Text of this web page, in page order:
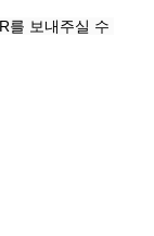
를 보내주실 수